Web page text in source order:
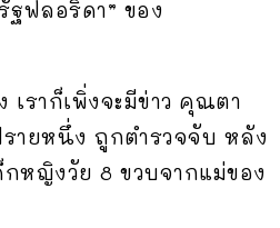
ฟลอริดา” ของ
เราก็เพิ่งจะมีข่าว คุณตา
ายหนึ่ง ถูกตำรวจจับ หลัง
กหญิงวัย 8 ขวบจากแม่ของ